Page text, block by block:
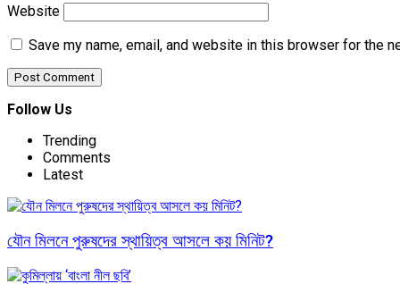
Website
Save my name, email, and website in this browser for the
Follow Us
Trending
Comments
Latest
যৌন মিলনে পুরুষদের স্থায়িত্ব আসলে কয় মিনিট?